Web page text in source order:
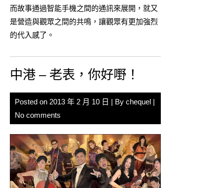
而故事通過智能手機之間的通訊來展開，就又
是營造與觀眾之間的共鳴，讓觀眾有更加強烈
的代入感了。
中港 – 老表，你好嘢！
Posted on 2013 年 2 月 10 日 | By chequel |
No comments